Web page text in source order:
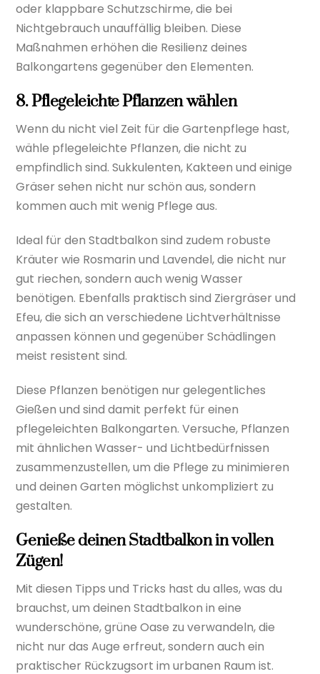
oder klappbare Schutzschirme, die bei
Nichtgebrauch unauffällig bleiben. Diese
Maßnahmen erhöhen die Resilienz deines
Balkongartens gegenüber den Elementen.
8. Pflegeleichte Pflanzen wählen
Wenn du nicht viel Zeit für die Gartenpflege hast,
wähle pflegeleichte Pflanzen, die nicht zu
empfindlich sind. Sukkulenten, Kakteen und einige
Gräser sehen nicht nur schön aus, sondern
kommen auch mit wenig Pflege aus.
Ideal für den Stadtbalkon sind zudem robuste
Kräuter wie Rosmarin und Lavendel, die nicht nur
gut riechen, sondern auch wenig Wasser
benötigen. Ebenfalls praktisch sind Ziergräser und
Efeu, die sich an verschiedene Lichtverhältnisse
anpassen können und gegenüber Schädlingen
meist resistent sind.
Diese Pflanzen benötigen nur gelegentliches
Gießen und sind damit perfekt für einen
pflegeleichten Balkongarten. Versuche, Pflanzen
mit ähnlichen Wasser- und Lichtbedürfnissen
zusammenzustellen, um die Pflege zu minimieren
und deinen Garten möglichst unkompliziert zu
gestalten.
Genieße deinen Stadtbalkon in vollen
Zügen!
Mit diesen Tipps und Tricks hast du alles, was du
brauchst, um deinen Stadtbalkon in eine
wunderschöne, grüne Oase zu verwandeln, die
nicht nur das Auge erfreut, sondern auch ein
praktischer Rückzugsort im urbanen Raum ist.